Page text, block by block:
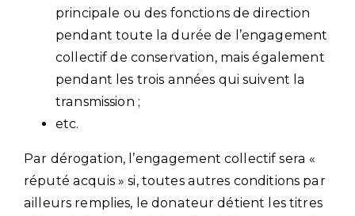
principale ou des fonctions de direction
pendant toute la durée de l’engagement
collectif de conservation, mais également
pendant les trois années qui suivent la
transmission ;
etc.
Par dérogation, l’engagement collectif sera «
réputé acquis » si, toutes autres conditions par
ailleurs remplies, le donateur détient les titres